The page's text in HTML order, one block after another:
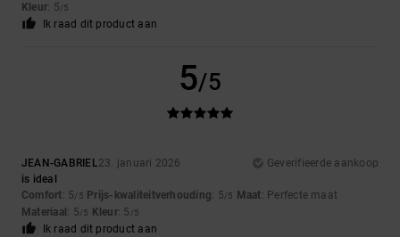
Kleur: 5/5
Ik raad dit product aan
5/5
JEAN-GABRIEL23. januari 2026
Geverifieerde aankoop
is ideal
Comfort: 5/5 Prijs-kwaliteitverhouding: 5/5 Maat: Perfecte maat
Materiaal : 5/5 Kleur: 5 /5
Ik raad dit product aan